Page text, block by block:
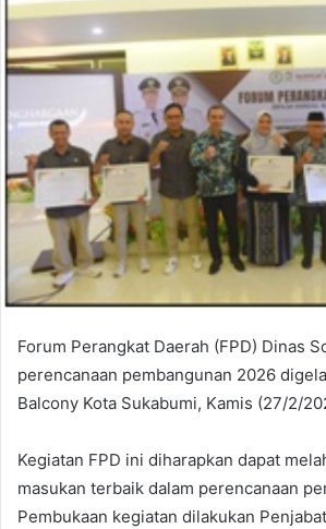
Forum Perangkat Daerah (FPD) Dinas
perencanaan pembangunan 2026
Balcony Kota Sukabumi, Kamis (27/2/
Kegiatan FPD ini diharapkan dapat
masukan terbaik dalam perencanaan
Pembukaan kegiatan dilakukan